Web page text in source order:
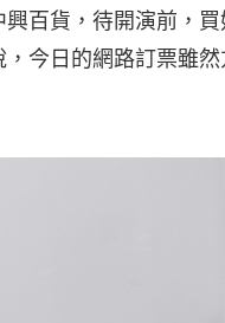
百貨，待開演前，
今日的網路訂票雖